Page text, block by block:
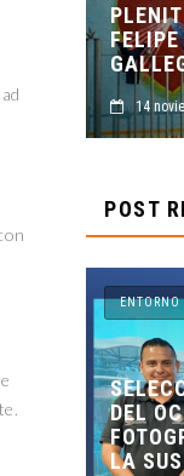
PADRE
POST
DE
MIRA DE